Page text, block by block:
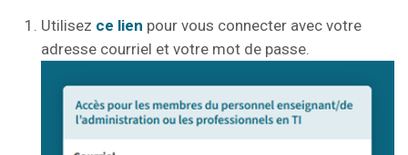
Utilisez ce lien pour vous connecter avec votre
adresse courriel et votre mot de passe.